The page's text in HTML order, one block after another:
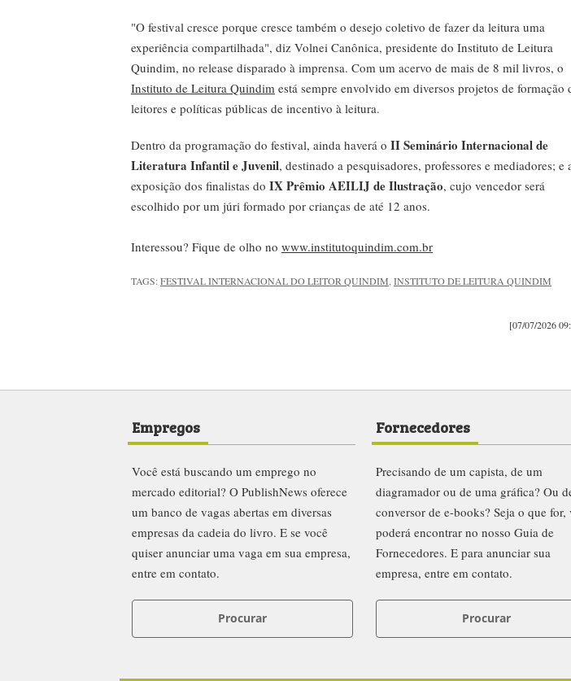
"O festival cresce porque cresce também o desejo coletivo de fazer da leitura uma
experiência compartilhada", diz Volnei Canônica, presidente do Instituto de Leitura
Quindim, no release disparado à imprensa. Com um acervo de mais de 8 mil livros, o
Instituto de Leitura Quindim está sempre envolvido em diversos projetos de formação
leitores e políticas públicas de incentivo à leitura.
Dentro da programação do festival, ainda haverá o II Seminário Internacional de
Literatura Infantil e Juvenil, destinado a pesquisadores, professores e mediadores; e
exposição dos finalistas do IX Prêmio AEILIJ de Ilustração, cujo vencedor será
escolhido por um júri formado por crianças de até 12 anos.
Interessou? Fique de olho no www.institutoquindim.com.br
TAGS:FESTIVAL INTERNACIONAL DO LEITOR QUINDIM,INSTITUTO DE LEITURA QUINDIM
[07/07/2026
Empregos
Você está buscando um emprego no
mercado editorial? O PublishNews oferece
um banco de vagas abertas em diversas
empresas da cadeia do livro. E se você
quiser anunciar uma vaga em sua empresa,
entre em contato.
Procurar
Fornecedores
Precisando de um capista, de um
diagramador ou de uma gráfica? Ou
conversor de e-books? Seja o que for,
poderá encontrar no nosso Guia de
Fornecedores. E para anunciar sua
empresa, entre em contato.
Procurar